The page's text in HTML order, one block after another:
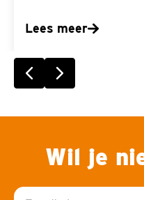
Lees meer
Vorige slideVolgende slide
Wil je